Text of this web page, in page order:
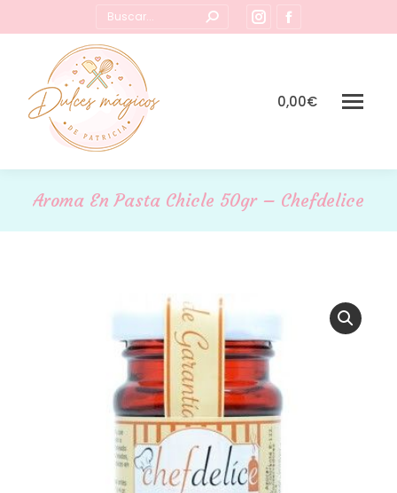
Buscar:
Instagram
page
new
page
in
0,00€
Aroma En Pasta Chicle 50gr – Chefdelice